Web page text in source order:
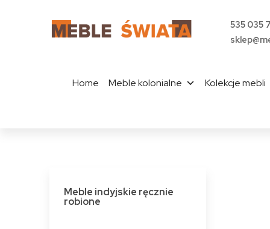
535 035
Home Meble kolonialne Kolekcje mebli
Meble indyjskie ręcznie
robione